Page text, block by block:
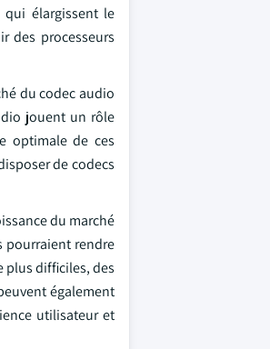
qui élargissent le
des processeurs
du codec audio
jouent un rôle
optimale de ces
de codecs
du marché
pourraient rendre
plus difficiles, des
également
utilisateur et